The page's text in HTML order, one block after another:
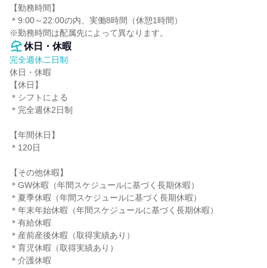
【勤務時間】
＊9:00～22:00の内、実働8時間（休憩1時間）
※勤務時間は配属先によって異なります。
休日・休暇
完全週休二日制
休日・休暇
【休日】
＊シフトによる
＊完全週休2日制
【年間休日】
＊120日
【その他休暇】
＊GW休暇（年間スケジュールに基づく長期休暇）
＊夏季休暇（年間スケジュールに基づく長期休暇）
＊年末年始休暇（年間スケジュールに基づく長期休暇）
＊有給休暇
＊産前産後休暇（取得実績あり）
＊育児休暇（取得実績あり）
＊介護休暇